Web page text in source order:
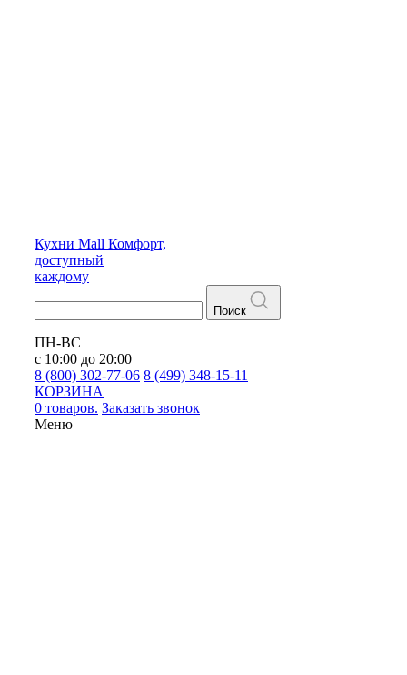
Кухни Mall Комфорт,
доступный
каждому
Поиск
ПН-ВС
с 10:00 до 20:00
8 (800) 302-77-06 8 (499) 348-15-11
КОРЗИНА
0 товаров. Заказать звонок
Меню